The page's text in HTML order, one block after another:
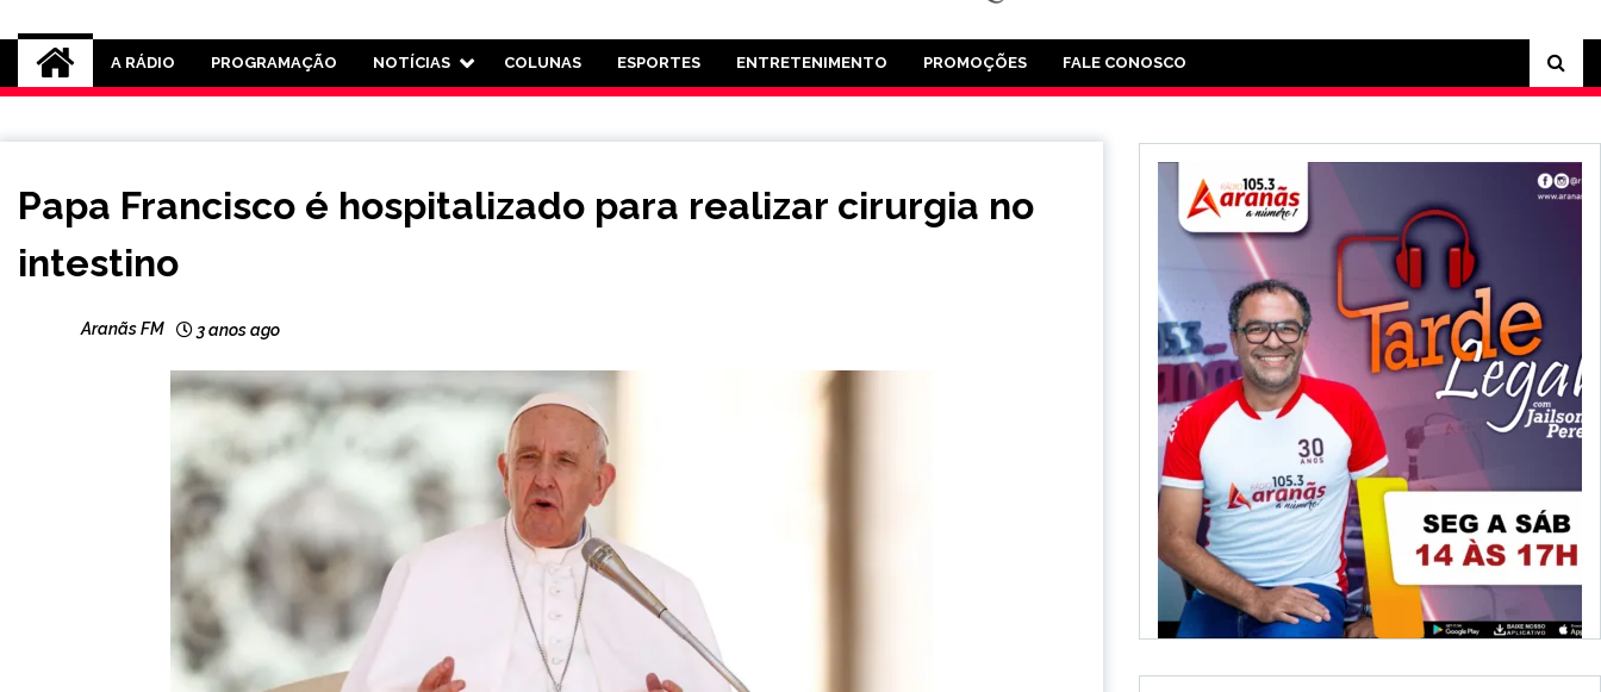
Rádio Aranãs 105.3
A RÁDIO PROGRAMAÇÃO NOTÍCIAS COLUNAS ESPORTES ENTRETENIMENTO PROMOÇÕES FALE CONOSCO
NOTÍCIAS
Papa Francisco é hospitalizado para realizar cirurgia no
intestino
Aranãs FM 3 anos ago